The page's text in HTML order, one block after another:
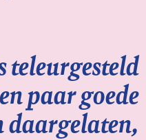
teleurgesteld
paar goede